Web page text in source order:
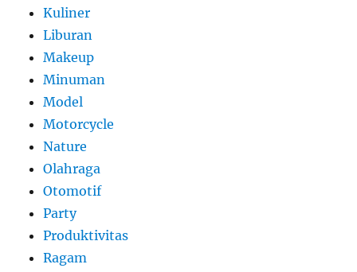
Kuliner
Liburan
Makeup
Minuman
Model
Motorcycle
Nature
Olahraga
Otomotif
Party
Produktivitas
Ragam